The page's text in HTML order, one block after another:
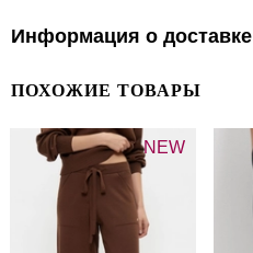
Информация о доставке
ПОХОЖИЕ ТОВАРЫ
NEW